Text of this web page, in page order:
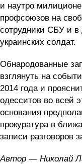
и наутро
профсоюзов на
сотрудники СБУ и в
украинских солдат.
Обнародованные
взглянуть на
2014 года и
одесситов во всей
основания
прокуратура в
записи разговоров
Автор — Николай